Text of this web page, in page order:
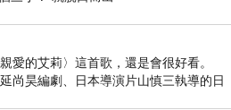
愛的艾莉〉這首歌，還是會很好看。
尚昊編劇、日本導演片山慎三執導的日